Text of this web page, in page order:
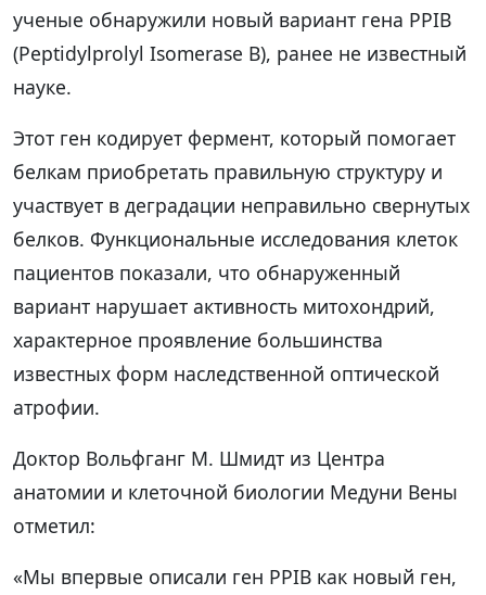
ученые обнаружили новый вариант гена PPIB
(Peptidylprolyl Isomerase B), ранее не известный
науке.
Этот ген кодирует фермент, который помогает
белкам приобретать правильную структуру и
участвует в деградации неправильно свернутых
белков. Функциональные исследования клеток
пациентов показали, что обнаруженный
вариант нарушает активность митохондрий,
характерное проявление большинства
известных форм наследственной оптической
атрофии.
Доктор Вольфганг М. Шмидт из Центра
анатомии и клеточной биологии Медуни Вены
отметил:
«Мы впервые описали ген PPIB как новый ген,